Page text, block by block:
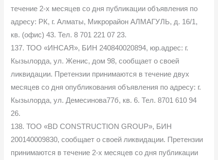
течение 2-х месяцев со дня публикации объявления по
адресу: РК, г. Алматы, Микрорайон АЛМАГУЛЬ, д. 16/1,
кв. (офис) 43. Тел. 8 701 221 07 23.
137. ТОО «ИНСАЯ», БИН 240840020894, юр.адрес: г.
Кызылорда, ул. Женис, дом 98, сообщает о своей
ликвидации. Претензии принимаются в течение двух
месяцев со дня опубликования объявления по адресу: г.
Кызылорда, ул. Демесинова77б, кв. 6. Тел. 8701 610 94
26.
138. ТОО «BD CONSTRUCTION GROUP», БИН
200140009830, сообщает о своей ликвидации. Претензии
принимаются в течение 2-х месяцев со дня публикации